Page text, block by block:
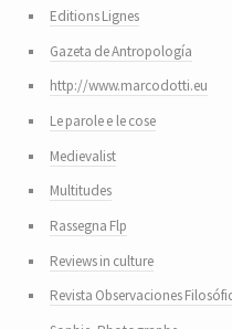
Editions Lignes
Gazeta de Antropología
http://www.marcodotti.eu
Le parole e le cose
Medievalist
Multitudes
Rassegna Flp
Reviews in culture
Revista Observaciones